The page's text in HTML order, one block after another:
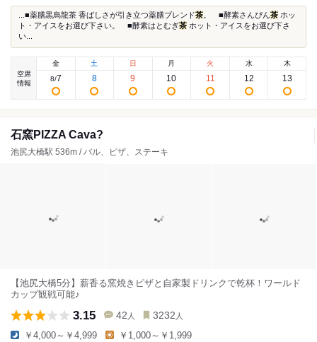
...■薬膳黒烏龍茶 香ばしさが引き立つ薬膳ブレンド茶 。 ■酵素さんぴん茶 ホッ
ト・アイスをお選び下さい。 ■酵素はとむぎ茶 ホット・アイスをお選び下さ
い...
空席
情報
金
8/7
土
8
日
9
月
10
火
11
水
12
木
13
石窯PIZZA Cava?
池尻大橋駅 536m / バル、ピザ、ステーキ
【池尻大橋5分】薪香る窯焼きピザと自家製ドリンクで乾杯！ワールド
カップ観戦可能♪
3.15 42 人 3232 人
￥4,000～￥4,999 ￥1,000～￥1,999